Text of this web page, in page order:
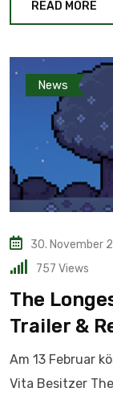
READ MORE
News
30. November
757 Views
The
Trailer &
Am 13 Februar
Vita Besitzer